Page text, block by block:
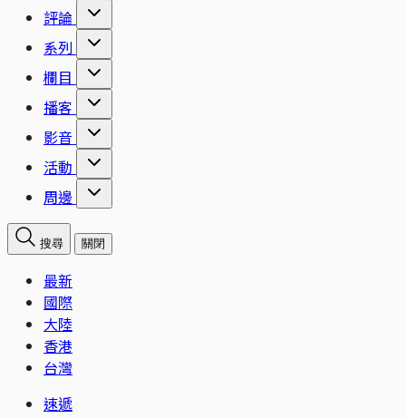
評論
系列
欄目
播客
影音
活動
周邊
搜尋 關閉
最新
國際
大陸
香港
台灣
速遞